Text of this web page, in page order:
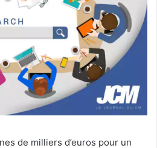
de milliers d’euros pour un